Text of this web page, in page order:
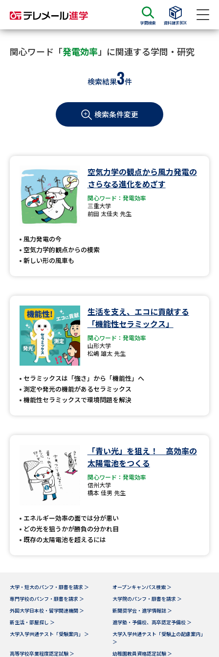
学問検索 資料請求BOX
資料請求 資料検索
大学・短大の資料種類から請求
学部・学科パンフ
過去問題集
大学・短大以外の資料から請求
専門学校の資料請求 大学院の資料請求
留学・進学関連、塾・予備校
高等学校（情報）教員資格認定
大学研究
大学で学べる内容や特徴を調べる
データサイエンス特集 奨学金・特待生制度特集
デジタルパンフレット
（高3生用）
（高2生用）
SELFBRAND特集ページ
オープンキャンパス検索 実施プログラムから探す
関心ワード「発電効率」に関連する学問・研究
検索結果3件
検索条件変更
空気力学の観点から風力発電の
さらなる進化をめざす
関心ワード：発電効率
三重大学
前田 太佳夫 先生
風力発電の今
空気力学的観点からの模索
新しい形の風車も
生活を支え、エコに貢献する
「機能性セラミックス」
関心ワード：発電効率
山形大学
松嶋 雄太 先生
セラミックスは「強さ」から「機能性」へ
測定や発光の機能があるセラミックス
機能性セラミックスで環境問題を解決
「青い光」を狙え！ 高効率の
太陽電池をつくる
関心ワード：発電効率
信州大学
橋本 佳男 先生
エネルギー効率の面では分が悪い
どの光を狙うかが勝負の分かれ目
既存の太陽電池を超えるには
大学・短大のパンフ・願書を請求 ＞
オープンキャンパス検索 ＞
専門学校のパンフ・願書を請求 ＞
大学院のパンフ・願書を請求 ＞
外国大学日本校・留学関連機関 ＞
新聞奨学会・進学情報誌 ＞
新生活・部屋探し ＞
進学塾・予備校、高卒認定予備校 ＞
大学入学共通テスト「受験案内」 ＞
大学入学共通テスト「受験上の配慮案内」
＞
高等学校卒業程度認定試験 ＞
幼稚園教員資格認定試験 ＞